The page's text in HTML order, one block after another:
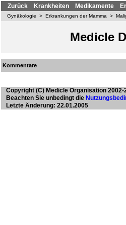
Zurück Krankheiten Medikamente
Gynäkologie > Erkrankungen der Mamma >
Medicle
Kommentare
Copyright (C) Medicle Organisation 2002-
Beachten Sie unbedingt die
Letzte Änderung: 22.01.2005